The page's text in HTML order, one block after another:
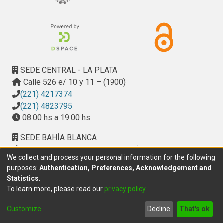
SEDE CENTRAL - LA PLATA
Calle 526 e/ 10 y 11 – (1900)
(221) 4217374
(221) 4823795
08.00 hs a 19.00 hs
SEDE BAHÍA BLANCA
Calle Ciudad de Cali 320 – (8000). Universidad
Provincial del Sudoeste (UPSO)
(291) 459 2550, interno 147
10.00 h a 14.00 h
We collect and process your personal information for the following
purposes: Authentication, Preferences, Acknowledgement and
Statistics
To learn more, please read ourprivacy policy.
Customize Decline That's ok